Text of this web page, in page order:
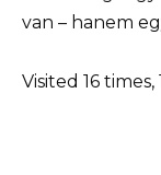
van – hanem
Visited 16 times,